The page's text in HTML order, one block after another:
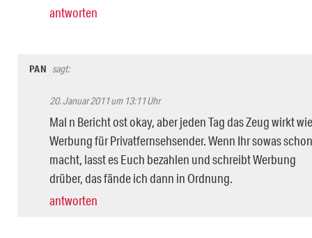
antworten
PAN sagt:
20. Januar 2011 um 13:11 Uhr
Mal n Bericht ost okay, aber jeden Tag das Zeug wirkt wie
Werbung für Privatfernsehsender. Wenn Ihr sowas schon
macht, lasst es Euch bezahlen und schreibt Werbung
drüber, das fände ich dann in Ordnung.
antworten